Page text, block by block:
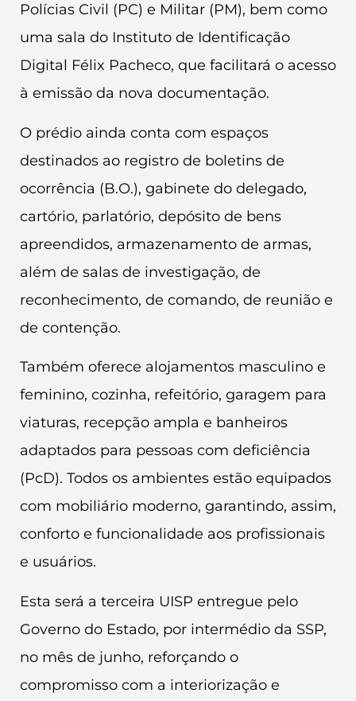
Polícias Civil (PC) e Militar (PM), bem como
uma sala do Instituto de Identificação
Digital Félix Pacheco, que facilitará o acesso
à emissão da nova documentação.
O prédio ainda conta com espaços
destinados ao registro de boletins de
ocorrência (B.O.), gabinete do delegado,
cartório, parlatório, depósito de bens
apreendidos, armazenamento de armas,
além de salas de investigação, de
reconhecimento, de comando, de reunião e
de contenção.
Também oferece alojamentos masculino e
feminino, cozinha, refeitório, garagem para
viaturas, recepção ampla e banheiros
adaptados para pessoas com deficiência
(PcD). Todos os ambientes estão equipados
com mobiliário moderno, garantindo, assim,
conforto e funcionalidade aos profissionais
e usuários.
Esta será a terceira UISP entregue pelo
Governo do Estado, por intermédio da SSP,
no mês de junho, reforçando o
compromisso com a interiorização e